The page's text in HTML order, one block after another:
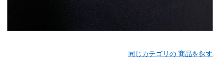
同じカテゴリの 商品を探す